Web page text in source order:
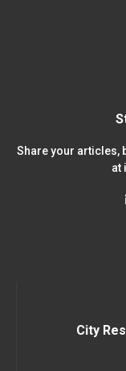
Share your articles,
at
City